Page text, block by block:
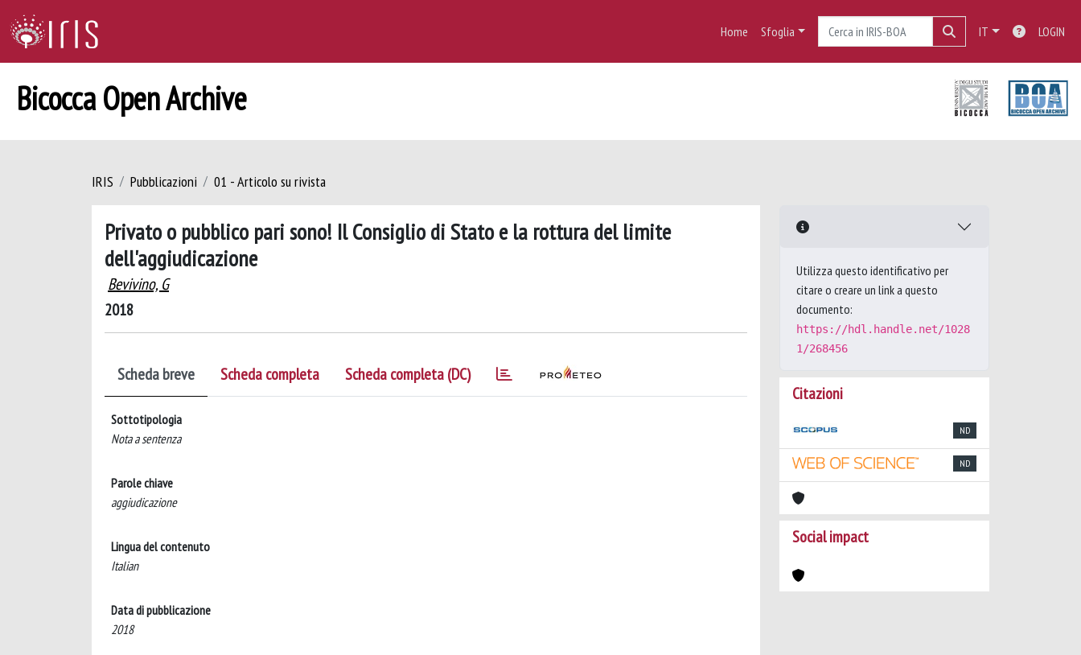
Home Sfoglia IT LOGIN
Bicocca Open Archive
IRIS Pubblicazioni 01 - Articolo su rivista
Privato o pubblico pari sono! Il Consiglio di Stato e la rottura del limite
dell'aggiudicazione
Bevivino, G
2018
Scheda breve Scheda completa Scheda completa (DC)
Sottotipologia
Nota a sentenza
Parole chiave
aggiudicazione
Lingua del contenuto
Italian
Data di pubblicazione
2018
Utilizza questo identificativo per
citare o creare un link a questo
documento:
https://hdl.handle.net/1028
1/268456
Citazioni
ND
ND
Social impact